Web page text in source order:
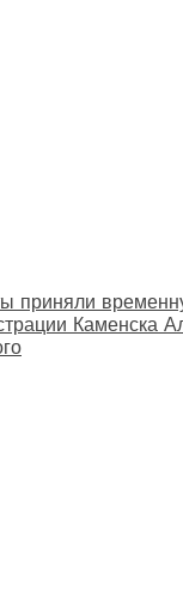
приняли
Каменска